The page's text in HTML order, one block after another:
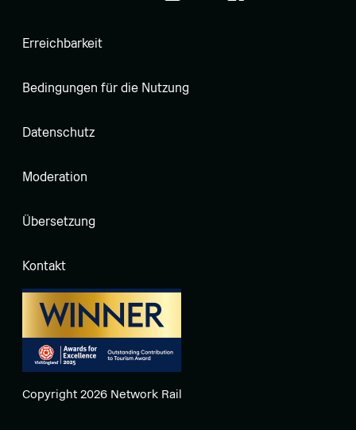
Erreichbarkeit
Bedingungen für die Nutzung
Datenschutz
Moderation
Übersetzung
Kontakt
Copyright 2026 Network Rail